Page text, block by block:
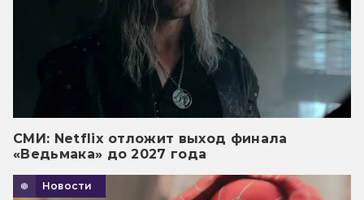
СМИ: Netflix отложит выход финала
«Ведьмака» до 2027 года
Новости